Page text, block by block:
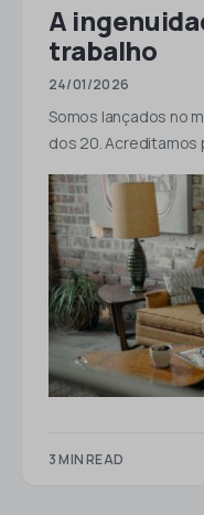
A
trabalho
24/01/2026
Somos lançados no
dos 20. Acreditamos
3 MIN READ